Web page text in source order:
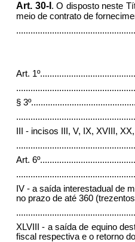
Art. 30-I .O disposto neste
meio de contrato de
Art. 1º
§ 3º
III - incisos III, V, IX, XVIII,
Art. 6º
IV - a saída interestadual de
no prazo de até 360
XLVIII - a saída de equino
fiscal respectiva e o retorno